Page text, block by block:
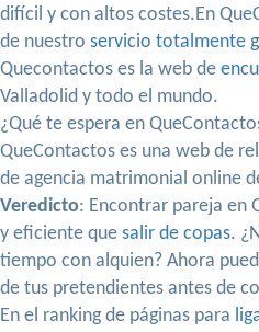
difícil y con altos costes.En
de nuestro servicio totalmente
Quecontactos es la web de
Valladolid y todo el mundo.
¿Qué te espera en
QueContactos es una web de
de agencia matrimonial online
Veredicto: Encontrar pareja en
y eficiente que salir de copas.
tiempo con alquien? Ahora
de tus pretendientes antes de
En el ranking de páginas para